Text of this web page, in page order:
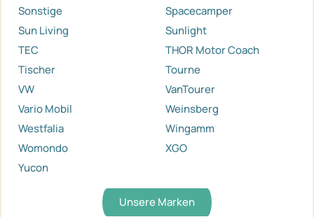
Sonstige
Spacecamper
Sun Living
Sunlight
TEC
THOR Motor Coach
Tischer
Tourne
VW
VanTourer
Vario Mobil
Weinsberg
Westfalia
Wingamm
Womondo
XGO
Yucon
Unsere Marken